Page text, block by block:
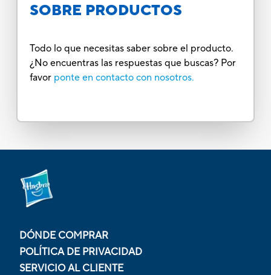
SOBRE PRODUCTOS
Todo lo que necesitas saber sobre el producto.
¿No encuentras las respuestas que buscas? Por
favor ponte en contacto con nosotros.
DÓNDE COMPRAR
POLÍTICA DE PRIVACIDAD
SERVICIO AL CLIENTE